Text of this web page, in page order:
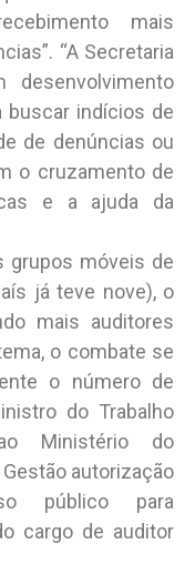
mais
“A Secretaria
buscar indícios de
de denúncias ou
o cruzamento de
e a ajuda da
grupos móveis de
já teve nove), o
mais auditores
o combate se
o número de
do Trabalho
Ministério do
autorização
público para
cargo de auditor